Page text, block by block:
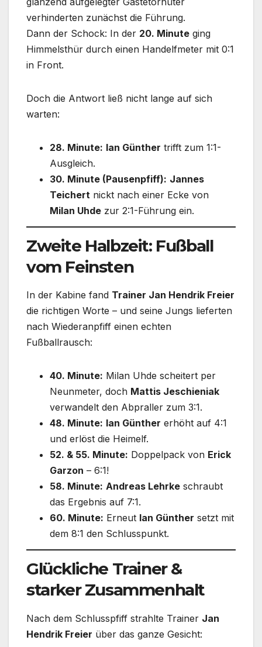
verhinderten zunächst die Führung.
Dann der Schock: In der 20. Minute ging
Himmelsthür durch einen Handelfmeter mit 0:1
in Front.
Doch die Antwort ließ nicht lange auf sich
warten:
28. Minute: Ian Günther trifft zum 1:1-
Ausgleich.
30. Minute (Pausenpfiff): Jannes
Teichert nickt nach einer Ecke von
Milan Uhde zur 2:1-Führung ein.
Zweite Halbzeit: Fußball
vom Feinsten
In der Kabine fand Trainer Jan Hendrik Freier
die richtigen Worte – und seine Jungs lieferten
nach Wiederanpfiff einen echten
Fußballrausch:
40. Minute: Milan Uhde scheitert per
Neunmeter, doch Mattis Jeschieniak
verwandelt den Abpraller zum 3:1.
48. Minute: Ian Günther erhöht auf 4:1
und erlöst die Heimelf.
52. & 55. Minute: Doppelpack von Erick
Garzon – 6:1!
58. Minute: Andreas Lehrke schraubt
das Ergebnis auf 7:1.
60. Minute: Erneut Ian Günther setzt mit
dem 8:1 den Schlusspunkt.
Glückliche Trainer &
starker Zusammenhalt
Nach dem Schlusspfiff strahlte Trainer Jan
Hendrik Freier über das ganze Gesicht: